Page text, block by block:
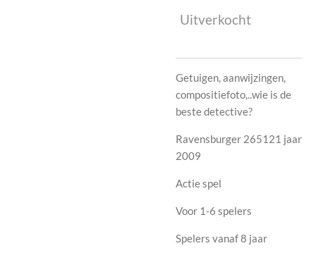
Uitverkocht
Getuigen, aanwijzingen,
compositiefoto,..wie is de
beste detective?
Ravensburger 265121 jaar
2009
Actie spel
Voor 1-6 spelers
Spelers vanaf 8 jaar